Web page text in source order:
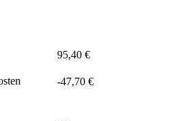
95,40 €
-47,70 €